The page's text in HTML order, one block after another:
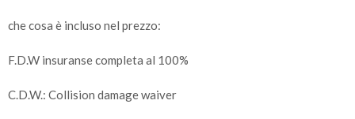
che cosa è incluso nel prezzo:
F.D.W insuranse completa al 100%
C.D.W.: Collision damage waiver